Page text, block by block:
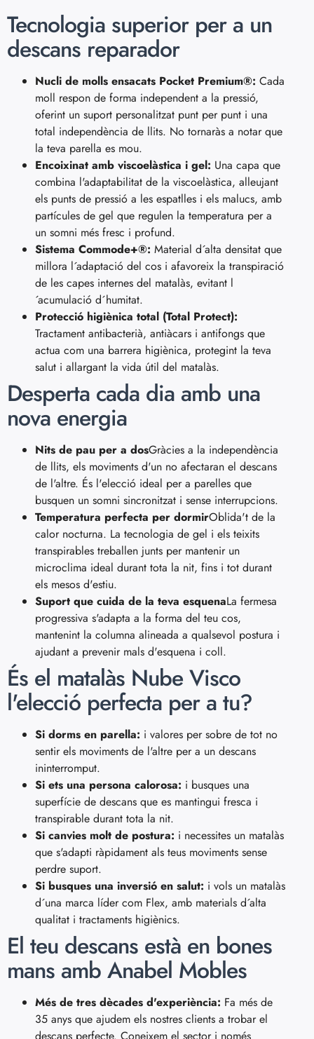
Tecnologia superior per a un
descans reparador
Nucli de molls ensacats Pocket Premium®: Cada
moll respon de forma independent a la pressió,
oferint un suport personalitzat punt per punt i una
total independència de llits. No tornaràs a notar que
la teva parella es mou.
Encoixinat amb viscoelàstica i gel: Una capa que
combina l'adaptabilitat de la viscoelàstica, alleujant
els punts de pressió a les espatlles i els malucs, amb
partícules de gel que regulen la temperatura per a
un somni més fresc i profund.
Sistema Commode+®: Material d´alta densitat que
millora l´adaptació del cos i afavoreix la transpiració
de les capes internes del matalàs, evitant l
´acumulació d´humitat.
Protecció higiènica total (Total Protect):
Tractament antibacterià, antiàcars i antifongs que
actua com una barrera higiènica, protegint la teva
salut i allargant la vida útil del matalàs.
Desperta cada dia amb una
nova energia
Nits de pau per a dosGràcies a la independència
de llits, els moviments d'un no afectaran el descans
de l'altre. És l'elecció ideal per a parelles que
busquen un somni sincronitzat i sense interrupcions.
Temperatura perfecta per dormirOblida't de la
calor nocturna. La tecnologia de gel i els teixits
transpirables treballen junts per mantenir un
microclima ideal durant tota la nit, fins i tot durant
els mesos d'estiu.
Suport que cuida de la teva esquenaLa fermesa
progressiva s'adapta a la forma del teu cos,
mantenint la columna alineada a qualsevol postura i
ajudant a prevenir mals d'esquena i coll.
És el matalàs Nube Visco
l'elecció perfecta per a tu?
Si dorms en parella: i valores per sobre de tot no
sentir els moviments de l'altre per a un descans
ininterromput.
Si ets una persona calorosa: i busques una
superfície de descans que es mantingui fresca i
transpirable durant tota la nit.
Si canvies molt de postura: i necessites un matalàs
que s'adapti ràpidament als teus moviments sense
perdre suport.
Si busques una inversió en salut: i vols un matalàs
d´una marca líder com Flex, amb materials d´alta
qualitat i tractaments higiènics.
El teu descans està en bones
mans amb Anabel Mobles
Més de tres dècades d'experiència: Fa més de
35 anys que ajudem els nostres clients a trobar el